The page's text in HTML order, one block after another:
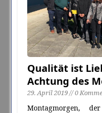
Qualität ist
Achtung des
29. April 2019 // 0
Montagmorgen,